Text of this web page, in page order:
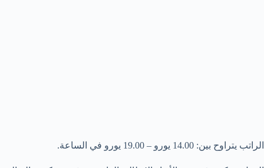
الراتب يتراوح بين: 14.00 يورو – 19.00 يورو في الساعة.